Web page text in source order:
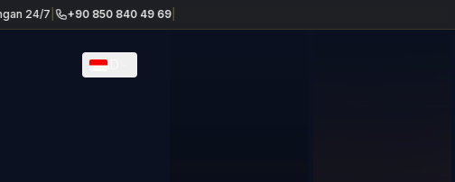
+90 850 840 49 69 |
ID